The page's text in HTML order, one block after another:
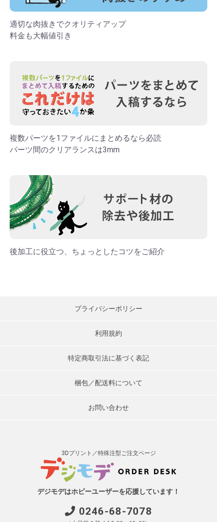
適切な肉抜きでクオリティアップ
料金も大幅値引き
複数パーツを1ファイルにまとめるなら必読
パーツ間のクリアランスは3mm
後加工に役立つ、ちょっとしたコツをご紹介
プライバシーポリシー
利用規約
特定商取引法に基づく表記
梱包／配送料について
お問い合わせ
3Dプリント／特殊注型ご注文ページ
デジモデはホビーユーザーを応援しています！
0246-68-7078